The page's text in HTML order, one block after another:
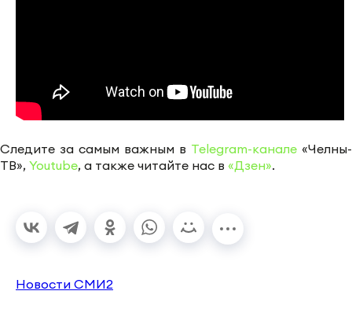
Следите за самым важным в Telegram-канале «Челны-
ТВ», Youtube, а также читайте нас в «Дзен».
Новости СМИ2